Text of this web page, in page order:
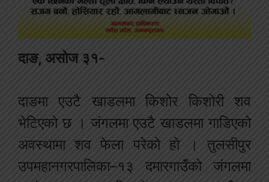
दाङ, असोज ३१-
दाङमा एउटै खाडलमा किशोर किशोरी शव
भेटिएको छ । जंगलमा एउटै खाडलमा गाडिएको
अवस्थामा शव फेला परेको हो । तुलसीपुर
उपमहानगरपालिका–१३ दमारगाउँको जंगलमा